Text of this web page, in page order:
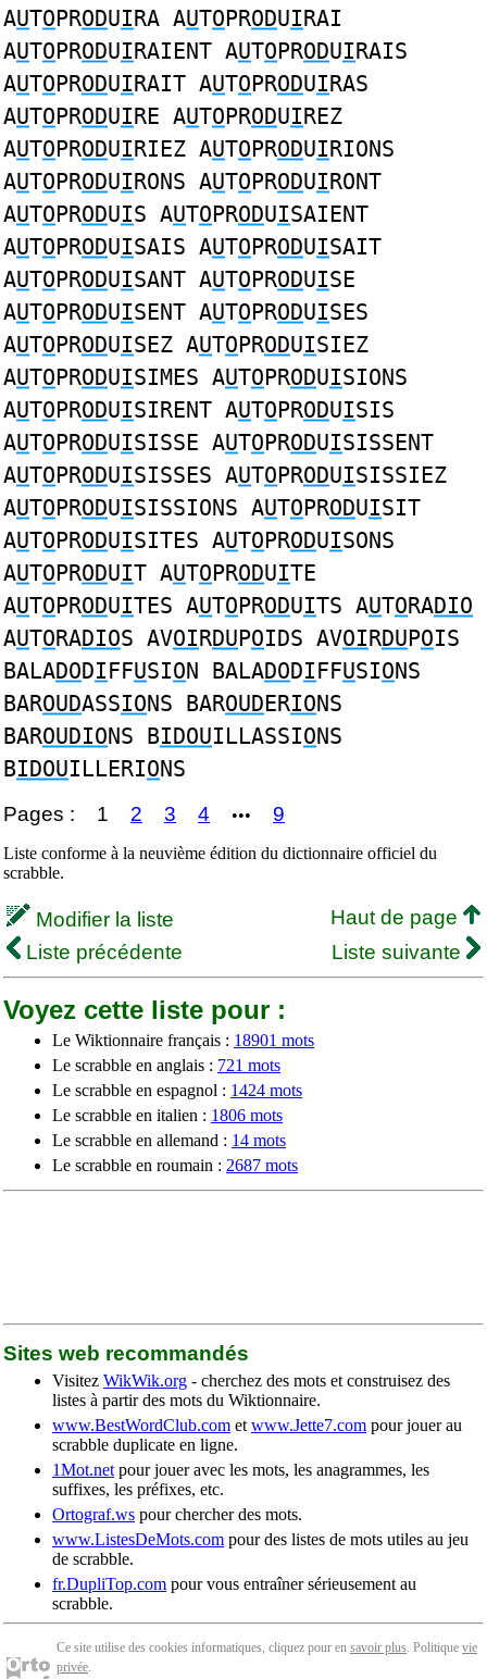
AUTOPRODUIRA AUTOPRODUIRAI
AUTOPRODUIRAIENT AUTOPRODUIRAIS
AUTOPRODUIRAIT AUTOPRODUIRAS
AUTOPRODUIRE AUTOPRODUIREZ
AUTOPRODUIRIEZ AUTOPRODUIRIONS
AUTOPRODUIRONS AUTOPRODUIRONT
AUTOPRODUIS AUTOPRODUISAIENT
AUTOPRODUISAIS AUTOPRODUISAIT
AUTOPRODUISANT AUTOPRODUISE
AUTOPRODUISENT AUTOPRODUISES
AUTOPRODUISEZ AUTOPRODUISIEZ
AUTOPRODUISIMES AUTOPRODUISIONS
AUTOPRODUISIRENT AUTOPRODUISIS
AUTOPRODUISISSE AUTOPRODUISISSENT
AUTOPRODUISISSES AUTOPRODUISISSIEZ
AUTOPRODUISISSIONS AUTOPRODUISIT
AUTOPRODUISITES AUTOPRODUISONS
AUTOPRODUIT AUTOPRODUITE
AUTOPRODUITES AUTOPRODUITS AUTORADIO
AUTORADIOS AVOIRDUPOIDS AVOIRDUPOIS
BALADODIFFUSION BALADODIFFUSIONS
BAROUDASSIONS BAROUDERIONS
BAROUDIONS BIDOUILLASSIONS
BIDOUILLERIONS
Pages : 1 2 3 4 ••• 9
Liste conforme à la neuvième édition du dictionnaire officiel du
scrabble.
Modifier la liste
Haut de page
Liste précédente
Liste suivante
Voyez cette liste pour :
Le Wiktionnaire français : 18901 mots
Le scrabble en anglais : 721 mots
Le scrabble en espagnol : 1424 mots
Le scrabble en italien : 1806 mots
Le scrabble en allemand : 14 mots
Le scrabble en roumain : 2687 mots
Sites web recommandés
Visitez WikWik.org - cherchez des mots et construisez des
listes à partir des mots du Wiktionnaire.
www.BestWordClub.com et www.Jette7.com pour jouer au
scrabble duplicate en ligne.
1Mot.net pour jouer avec les mots, les anagrammes, les
suffixes, les préfixes, etc.
Ortograf.ws pour chercher des mots.
www.ListesDeMots.com pour des listes de mots utiles au jeu
de scrabble.
fr.DupliTop.com pour vous entraîner sérieusement au
scrabble.
Ce site utilise des cookies informatiques, cliquez pour en savoir plus. Politique vie
privée.